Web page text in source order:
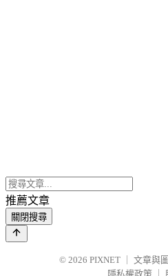
推薦文章
關閉搜尋
© 2026 PIXNET
文章與
隱私權政策